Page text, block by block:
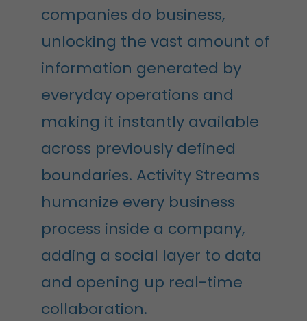
companies do business,
unlocking the vast amount of
information generated by
everyday operations and
making it instantly available
across previously defined
boundaries. Activity Streams
humanize every business
process inside a company,
adding a social layer to data
and opening up real-time
collaboration.